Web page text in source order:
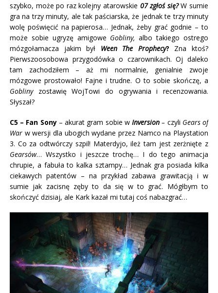
szybko, może po raz kolejny atarowskie 07 zgłoś się?W sumie
gra na trzy minuty, ale tak paściarska, że jednak te trzy minuty
wolę poświęcić na papierosa… Jednak, żeby grać godnie – to
może sobie ugryzę amigowe Gobliny, albo takiego ostrego
mózgołamacza jakim był Ween The Prophecy? Zna ktoś?
Pierwszoosobowa przygodówka o czarownikach. Oj daleko
tam zachodziłem – aż mi normalnie, genialnie zwoje
mózgowe prostowało! Fajne i trudne. O to sobie skończę, a
Goblinyzostawię WojTowi do ogrywania i recenzowania.
Słyszał?
C5 – Fan Sony– akurat gram sobie wInversion – czyli Gears of
War w wersji dla ubogich wydane przez Namco na Playstation
3. Co za odtwórczy szpil! Materdyjo, ileż tam jest zerżnięte z
Gearsów… Wszystko i jeszcze trochę… I do tego animacja
chrupie, a fabuła to kalka sztampy… Jednak gra posiada kilka
ciekawych patentów – na przykład zabawa grawitacją i w
sumie jak zacisnę zęby to da się w to grać. Mógłbym to
skończyć dzisiaj, ale Kark kazał mi tutaj coś nabazgrać…